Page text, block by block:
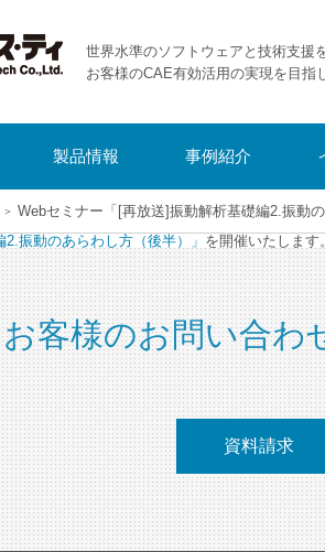
世界水準のソフトウェアと技術支援
お客様のCAE有効活用の実現を目指
製品情報 事例紹介
Webセミナー「[再放送]振動解析基礎編2.振動
振動のあらわし方（後半）」 を開催いたします。
お客様のお問い合わ
資料請求